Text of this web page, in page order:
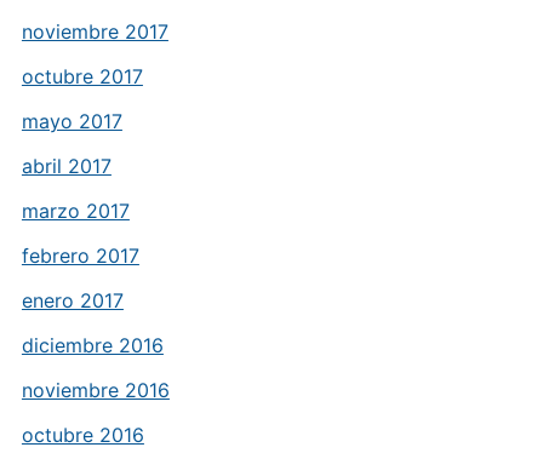
noviembre 2017
octubre 2017
mayo 2017
abril 2017
marzo 2017
febrero 2017
enero 2017
diciembre 2016
noviembre 2016
octubre 2016